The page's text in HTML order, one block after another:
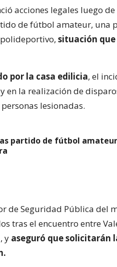
acciones legales luego
de fútbol amateur, una
situación
por la casa edilicia, el
en la realización de
lesionadas.
partido de fútbol
de Seguridad Pública del
tras el encuentro entre
y aseguró que solicitarán